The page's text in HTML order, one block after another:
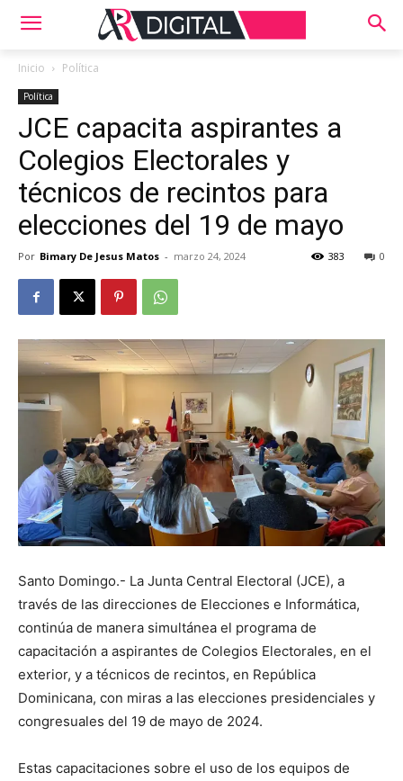
Inicio Política
Política
JCE capacita aspirantes a
Colegios Electorales y
técnicos de recintos para
elecciones del 19 de mayo
Por Bimary De Jesus Matos - marzo 24, 2024 0
383
Santo Domingo.- La Junta Central Electoral (JCE), a
través de las direcciones de Elecciones e Informática,
continúa de manera simultánea el programa de
capacitación a aspirantes de Colegios Electorales, en el
exterior, y a técnicos de recintos, en República
Dominicana, con miras a las elecciones presidenciales y
congresuales del 19 de mayo de 2024.
Estas capacitaciones sobre el uso de los equipos de